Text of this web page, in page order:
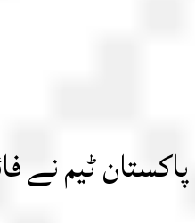
پاکستان ٹیم نے